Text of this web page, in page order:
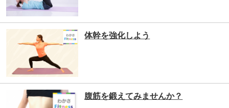
体幹を強化しよう
腹筋を鍛えてみませんか？